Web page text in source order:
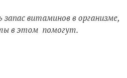
витаминов в организме,
в этом помогут.